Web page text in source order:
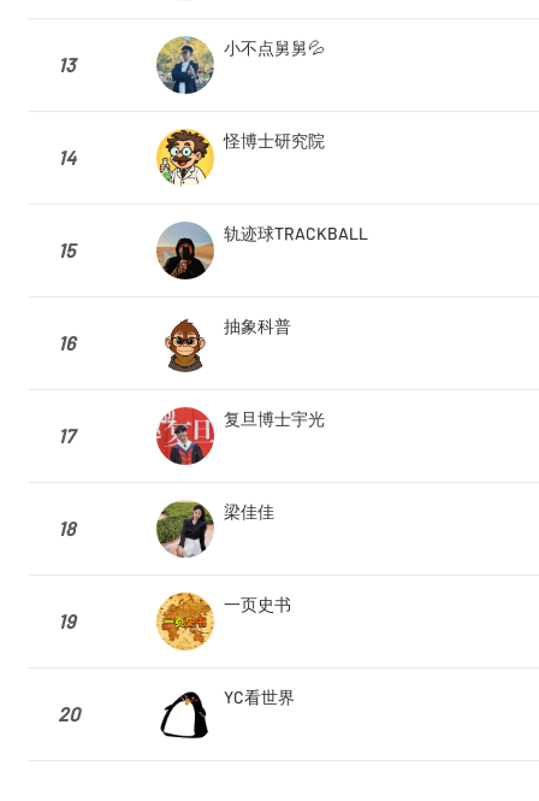
13
小不点舅舅💦
14
怪博士研究院
15
轨迹球TRACKBALL
16
抽象科普
17
复旦博士宇光
18
梁佳佳
19
一页史书
20
YC看世界